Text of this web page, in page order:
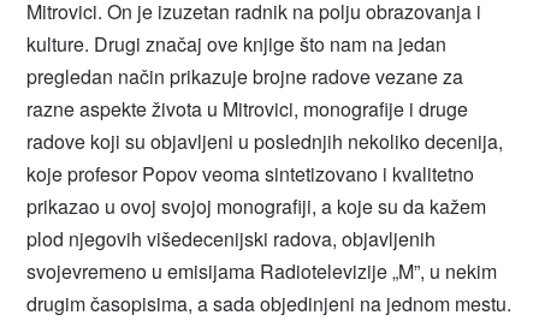
Mitrovici. On je izuzetan radnik na polju obrazovanja i
kulture. Drugi značaj ove knjige što nam na jedan
pregledan način prikazuje brojne radove vezane za
razne aspekte života u Mitrovici, monografije i druge
radove koji su objavljeni u poslednjih nekoliko decenija,
koje profesor Popov veoma sintetizovano i kvalitetno
prikazao u ovoj svojoj monografiji, a koje su da kažem
plod njegovih višedecenijski radova, objavljenih
svojevremeno u emisijama Radiotelevizije „M”, u nekim
drugim časopisima, a sada objedinjeni na jednom mestu.